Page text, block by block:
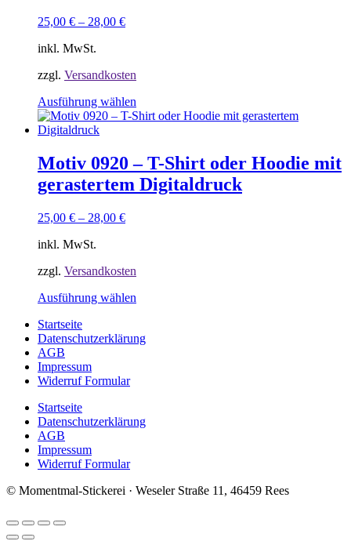
25,00 € – 28,00 €
inkl. MwSt.
zzgl. Versandkosten
Ausführung wählen
Produkt
Varianten
auf.
Die
Motiv 0920 – T-Shirt oder Hoodie mit
gerastertem Digitaldruck
25,00 € – 28,00 €
inkl. MwSt.
zzgl. Versandkosten
Ausführung wählen
mehrere
auf
Startseite
Datenschutzerklärung
AGB
Impressum
Widerruf Formular
Startseite
Datenschutzerklärung
AGB
Impressum
Widerruf Formular
© Momentmal-Stickerei · Weseler Straße 11, 46459 Rees